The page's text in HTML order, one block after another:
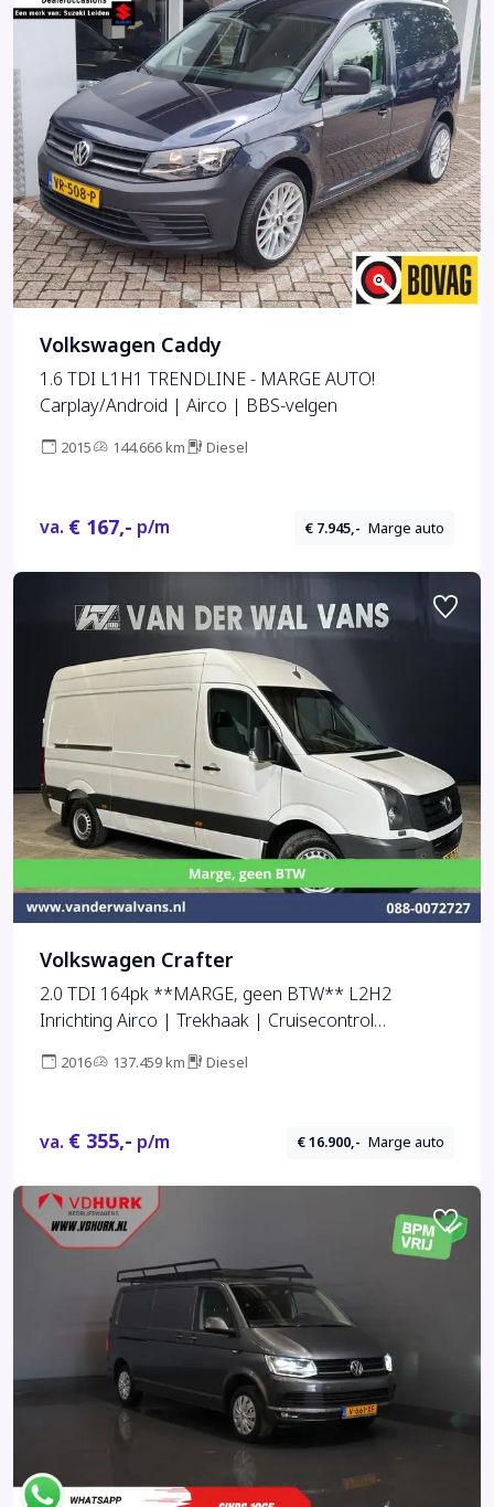
Volkswagen Caddy
1.6 TDI L1H1 TRENDLINE - MARGE AUTO!
Carplay/Android | Airco | BBS-velgen
2015 144.666 km Diesel
va. € 167,- p/m € 7.945,- Marge auto
Volkswagen Crafter
2.0 TDI 164pk **MARGE, geen BTW** L2H2
Inrichting Airco | Trekhaak | Cruisecontrol
2016 137.459 km Diesel
va. € 355,- p/m € 16.900,- Marge auto